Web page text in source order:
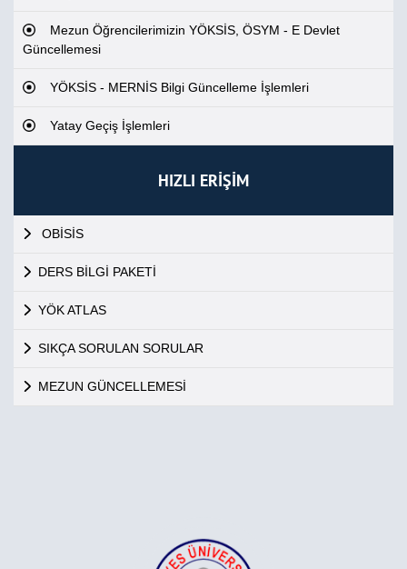
Mezun Öğrencilerimizin YÖKSİS, ÖSYM - E Devlet
Güncellemesi
YÖKSİS - MERNİS Bilgi Güncelleme İşlemleri
Yatay Geçiş İşlemleri
HIZLI ERİŞİM
OBİSİS
DERS BİLGİ PAKETİ
YÖK ATLAS
SIKÇA SORULAN SORULAR
MEZUN GÜNCELLEMESİ